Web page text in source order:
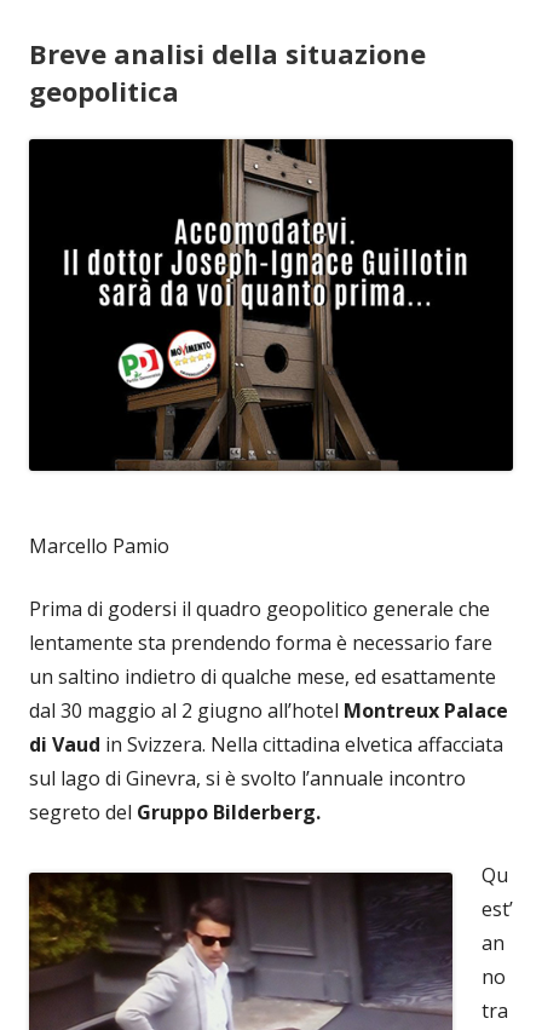
Breve analisi della situazione
geopolitica
Marcello Pamio
Prima di godersi il quadro geopolitico generale che
lentamente sta prendendo forma è necessario fare
un saltino indietro di qualche mese, ed esattamente
dal 30 maggio al 2 giugno all’hotel Montreux Palace
di Vaud in Svizzera. Nella cittadina elvetica affacciata
sul lago di Ginevra, si è svolto l’annuale incontro
segreto del Gruppo Bilderberg.
Qu
est’
an
no
tra